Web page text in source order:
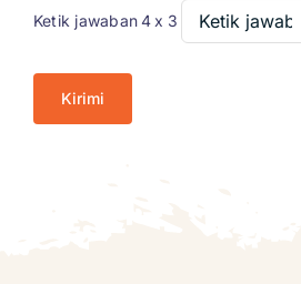
Ketik jawaban4 x 3